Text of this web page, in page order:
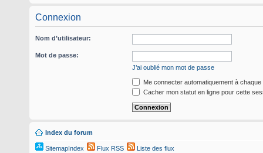
Connexion
Nom d’utilisateur:
Mot de passe:
J’ai oublié mon mot de passe
Me connecter automatiquement à chaque
Cacher mon statut en ligne pour cette
Index du forum
SitemapIndex Flux RSS Liste des flux